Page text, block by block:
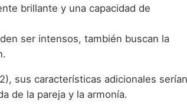
brillante y una capacidad de
ser intensos, también buscan la
sus características adicionales
de la pareja y la armonía.